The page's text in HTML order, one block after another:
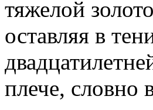
тяжелой
оставляя в
плече, словно